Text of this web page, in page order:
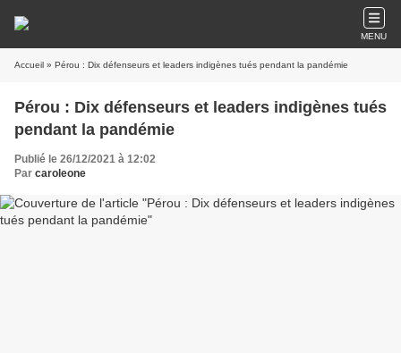
MENU
Accueil » Pérou : Dix défenseurs et leaders indigènes tués pendant la pandémie
Pérou : Dix défenseurs et leaders indigènes tués
pendant la pandémie
Publié le 26/12/2021 à 12:02
Par caroleone